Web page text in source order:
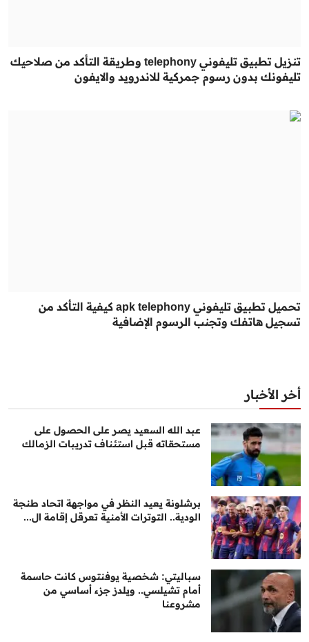
تنزيل تطبيق تليفوني telephony وطريقة التأكد من صلاحيك
تليفونك بدون رسوم جمركية للاندرويد والايفون
تحميل تطبيق تليفوني apk telephony كيفية التأكد من
تسجيل هاتفك وتجنب الرسوم الإضافية
أخر الأخبار
عبد الله السعيد يصر على الحصول على
مستحقاته قبل استئناف تدريبات الزمالك
برشلونة يعيد النظر في مواجهة اتحاد طنجة
الودية.. التوترات الأمنية تعرقل إقامة ال...
سباليتي: شخصية يوفنتوس كانت حاسمة
أمام تشيلسي.. ويلدز جزء أساسي من
مشروعنا